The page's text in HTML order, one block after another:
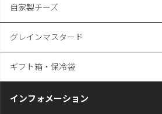
自家製チーズ
グレインマスタード
ギフト箱・保冷袋
インフォメーション